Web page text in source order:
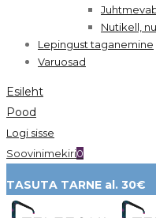
Nutikell,
Lepingust taganemine
Varuosad
Esileht
Pood
Logi sisse
Soovinimekiri0
TASUTA TARNE al. 30€